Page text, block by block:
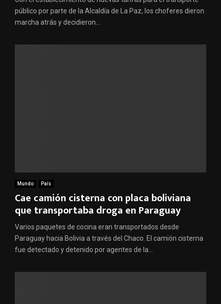
público por parte de la Alcaldía de La Paz, los choferes dieron
marcha atrás y decidieron...
Mundo País
Cae camión cisterna con placa boliviana
que transportaba droga en Paraguay
Varios paquetes de cocina eran transportados desde
Paraguay hacia Bolivia a través del Chaco. El camión cisterna
fue detectado y detenido por agentes de la...